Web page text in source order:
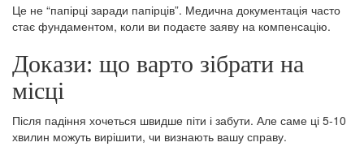
Це не “папірці заради папірців”. Медична документація часто
стає фундаментом, коли ви подаєте заяву на компенсацію.
Докази: що варто зібрати на
місці
Після падіння хочеться швидше піти і забути. Але саме ці 5-10
хвилин можуть вирішити, чи визнають вашу справу.